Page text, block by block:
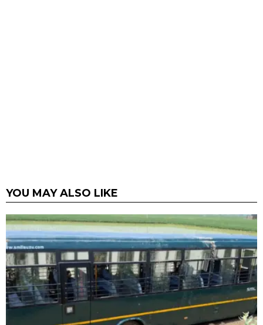
YOU MAY ALSO LIKE